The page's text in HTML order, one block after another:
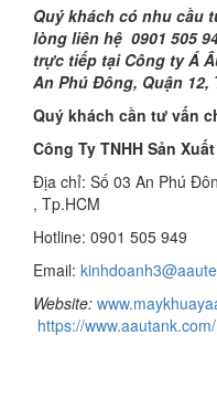
Quý khách có nhu cầu
lòng liên hệ 0901 505
trực tiếp tại Công ty Á
An Phú Đông, Quận 12,
Quý khách cần tư vấn
Công Ty TNHH Sản
Địa chỉ: Số 03 An Phú
, Tp.HCM
Hotline: 0901 505 949
Email:
Website:
https://www.aautank.com/